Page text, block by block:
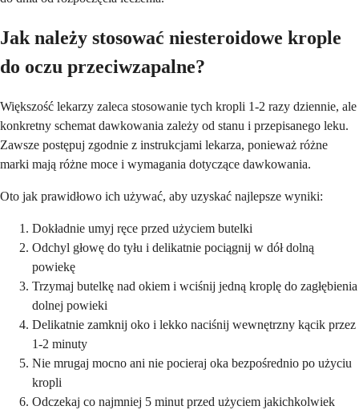
Jak należy stosować niesteroidowe krople
do oczu przeciwzapalne?
Większość lekarzy zaleca stosowanie tych kropli 1-2 razy dziennie, ale
konkretny schemat dawkowania zależy od stanu i przepisanego leku.
Zawsze postępuj zgodnie z instrukcjami lekarza, ponieważ różne
marki mają różne moce i wymagania dotyczące dawkowania.
Oto jak prawidłowo ich używać, aby uzyskać najlepsze wyniki:
Dokładnie umyj ręce przed użyciem butelki
Odchyl głowę do tyłu i delikatnie pociągnij w dół dolną
powiekę
Trzymaj butelkę nad okiem i wciśnij jedną kroplę do zagłębienia
dolnej powieki
Delikatnie zamknij oko i lekko naciśnij wewnętrzny kącik przez
1-2 minuty
Nie mrugaj mocno ani nie pocieraj oka bezpośrednio po użyciu
kropli
Odczekaj co najmniej 5 minut przed użyciem jakichkolwiek